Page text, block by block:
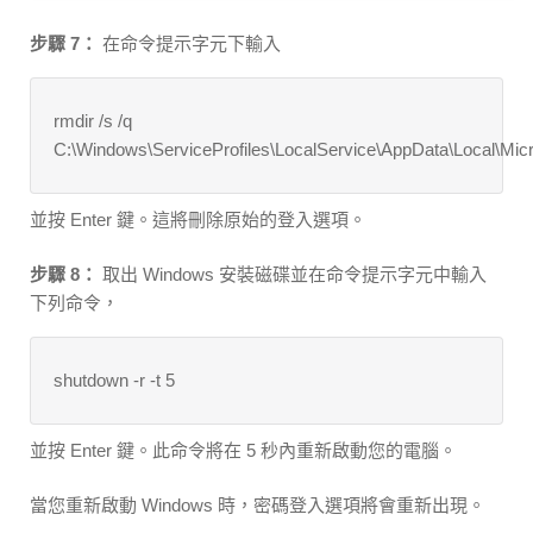
步驟 7： 在命令提示字元下輸入
rmdir /s /q
並按 Enter 鍵。這將刪除原始的登入選項。
步驟 8： 取出 Windows 安裝磁碟並在命令提示字元中輸入
下列命令，
shutdown -r -t 5
並按 Enter 鍵。此命令將在 5 秒內重新啟動您的電腦。
當您重新啟動 Windows 時，密碼登入選項將會重新出現。